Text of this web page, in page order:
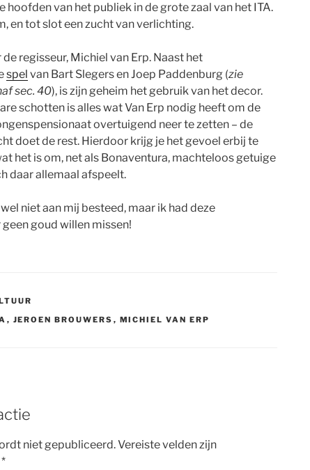
hoofden van het publiek in de grote zaal van het ITA.
en tot slot een zucht van verlichting.
regisseur, Michiel van Erp. Naast het
spel van Bart Slegers en Joep Paddenburg (zie
sec. 40), is zijn geheim het gebruik van het decor.
schotten is alles wat Van Erp nodig heeft om de
overtuigend neer te zetten – de
doet de rest. Hierdoor krijg je het gevoel erbij te
het is om, net als Bonaventura, machteloos getuige
daar allemaal afspeelt.
niet aan mij besteed, maar ik had deze
goud willen missen!
, JEROEN BROUWERS , MICHIEL VAN ERP
niet gepubliceerd.Vereiste velden zijn
*